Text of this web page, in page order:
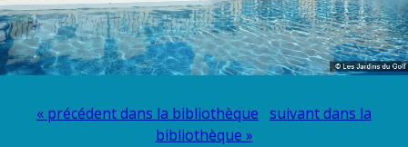
« précédent dans la bibliothèque suivant dans la
bibliothèque »